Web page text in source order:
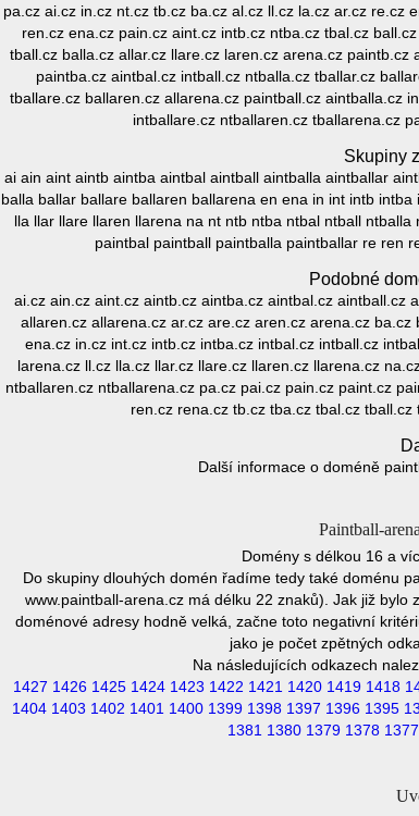
pa.cz ai.cz in.cz nt.cz tb.cz ba.cz al.cz ll.cz la.cz ar.cz re.cz
ren.cz ena.cz pain.cz aint.cz intb.cz ntba.cz tbal.cz
tball.cz balla.cz allar.cz llare.cz laren.cz arena.cz
paintba.cz aintbal.cz intball.cz ntballa.cz tballar.cz
tballare.cz ballaren.cz allarena.cz paintball.cz aintballa.cz
intballare.cz ntballaren.cz tballarena.cz
Skupiny
ai ain aint aintb aintba aintbal aintball aintballa aintballar
balla ballar ballare ballaren ballarena en ena in int intb
lla llar llare llaren llarena na nt ntb ntba ntbal ntball
paintbal paintball paintballa paintballar re ren
Podobné
ai.cz ain.cz aint.cz aintb.cz aintba.cz aintbal.cz aintball.cz
allaren.cz allarena.cz ar.cz are.cz aren.cz arena.cz
ena.cz in.cz int.cz intb.cz intba.cz intbal.cz intball.cz
larena.cz ll.cz lla.cz llar.cz llare.cz llaren.cz llarena.cz
ntballaren.cz ntballarena.cz pa.cz pai.cz pain.cz paint.cz
ren.cz rena.cz tb.cz tba.cz tbal.cz
Další informace o doméně
Paintball-
Domény s délkou 16 a
Do skupiny dlouhých domén řadíme tedy také doménu
www.paintball-arena.cz má délku 22 znaků). Jak již
doménové adresy hodně velká, začne toto negativní
jako je počet zpětných
Na následujících odkazech
1427 1426 1425 1424 1423 1422 1421 1420 1419 1418
1404 1403 1402 1401 1400 1399 1398 1397 1396 1395
1381 1380 1379 1378 1377